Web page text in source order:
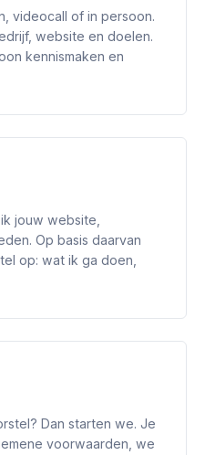
videocall of in persoon.
website en doelen.
kennismaken en
jouw website,
Op basis daarvan
op: wat ik ga doen,
Dan starten we. Je
voorwaarden, we